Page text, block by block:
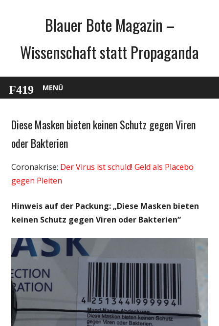
Blauer Bote Magazin –
Wissenschaft statt Propaganda
MENÜ
Gesellschaft
Wirtschaft
Wissenschaft
Diese Masken bieten keinen Schutz gegen Viren
oder Bakterien
Coronakrise: Der Virus ist schuld! Geld als Placebo
gegen Pleiten
Hinweis auf der Packung: „Diese Masken bieten
keinen Schutz gegen Viren oder Bakterien“